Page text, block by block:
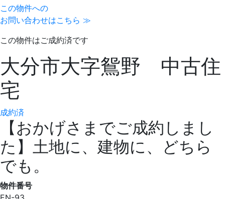
この物件への
お問い合わせはこちら ≫
この物件はご成約済です
大分市大字鴛野 中古住
宅
成約済
【おかげさまでご成約しまし
た】土地に、建物に、どちら
でも。
物件番号